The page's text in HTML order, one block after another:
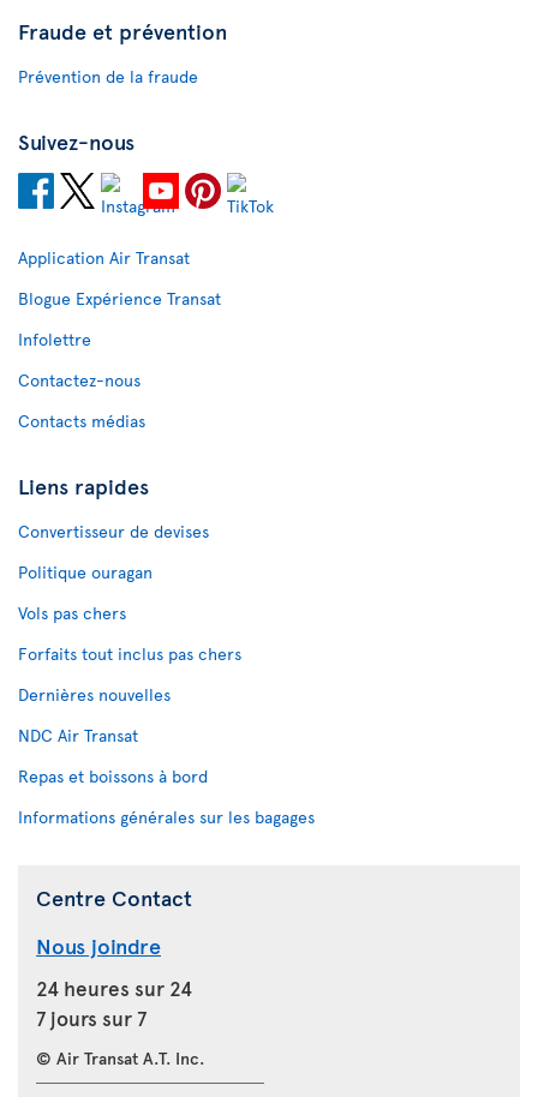
Fraude et prévention
Prévention de la fraude
Suivez-nous
Application Air Transat
Blogue Expérience Transat
Infolettre
Contactez-nous
Contacts médias
Liens rapides
Convertisseur de devises
Politique ouragan
Vols pas chers
Forfaits tout inclus pas chers
Dernières nouvelles
NDC Air Transat
Repas et boissons à bord
Informations générales sur les bagages
Centre Contact
Nous joindre
24 heures sur 24
7 jours sur 7
© Air Transat A.T. Inc.